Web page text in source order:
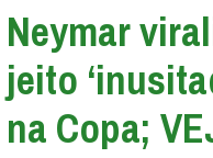
Neymar
jeito
na Copa;